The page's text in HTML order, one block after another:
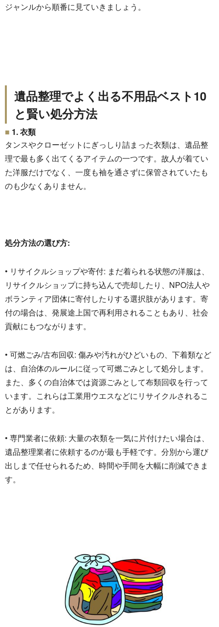
ジャンルから順番に見ていきましょう。
遺品整理でよく出る不用品ベスト10
と賢い処分方法
1. 衣類
タンスやクローゼットにぎっしり詰まった衣類は、 遺品整
理で最も多く出てくるアイテムの一つです。 故人が着てい
た洋服だけでなく、 一度も袖を通さずに保管されていたも
のも少なくありません。
処分方法の選び方:
• リサイクルショップや寄付: まだ着られる状態の洋服は、
リサイクルショップに持ち込んで売却したり、 NPO法人や
ボランティア団体に寄付したりする選択肢があります。寄
付の場合は、発展途上国で再利用されることもあり、 社会
貢献にもつながります。
• 可燃ごみ/古布回収: 傷みや汚れがひどいもの、下着類など
は、 自治体のルールに従って可燃ごみとして処分します。
また、 多くの自治体では資源ごみとして布類回収を行って
います。 これらは工業用ウエスなどにリサイクルされるこ
とがあります。
• 専門業者に依頼: 大量の衣類を一気に片付けたい場合は、
遺品整理業者に依頼するのが最も手軽です。 分別から運び
出しまで任せられるため、 時間や手間を大幅に削減できま
す。